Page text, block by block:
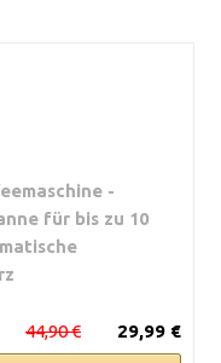
-
für bis zu 10
29,99 €
44,90 €